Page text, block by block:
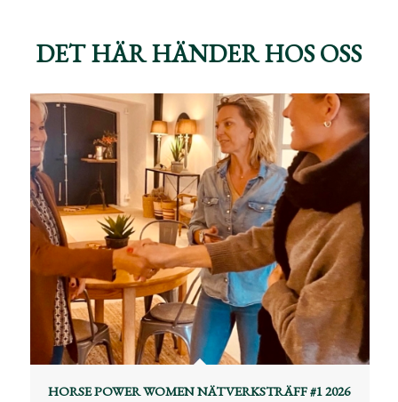
DET HÄR HÄNDER HOS OSS
HORSE POWER WOMEN NÄTVERKSTRÄFF #1 2026